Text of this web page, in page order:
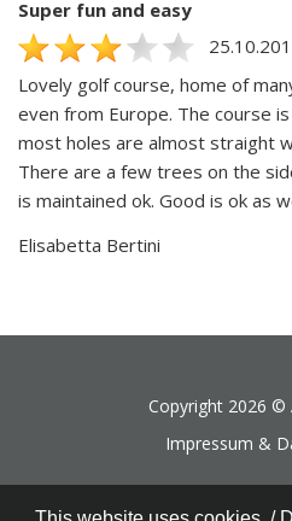
Super fun and easy
Lovely golf course, home of
even from Europe. The course
most holes are almost straight
There are a few trees on the
is maintained ok. Good is ok as
Elisabetta Bertini
Copyright 2026 ©
Impressum &